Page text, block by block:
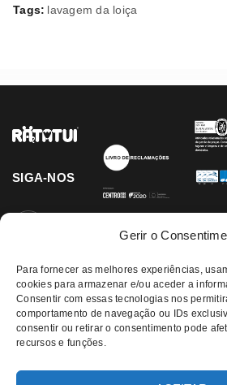
Gerir o
Para fornecer as melhores experiências,
cookies para armazenar e/ou aceder a
Consentir com essas tecnologias nos
comportamento de navegação ou IDs
consentir ou retirar o consentimento pode
recursos e funções.
Tags: lavagem da loiça
SIGA-NOS